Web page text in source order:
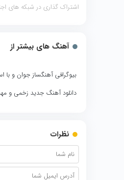
اشتراک گذاری در شبکه های
آهنگ های بیشتر از
بیوگرافی آهنگساز جوان و
دانلود آهنگ جدید زخمی و
نظرات